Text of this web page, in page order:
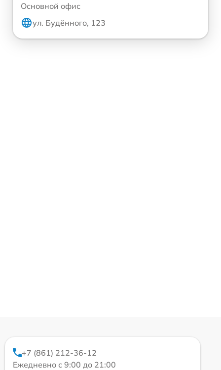
Основной офис
ул. Будённого, 123
+7 (861) 212-36-12
Ежедневно с 9:00 до 21:00